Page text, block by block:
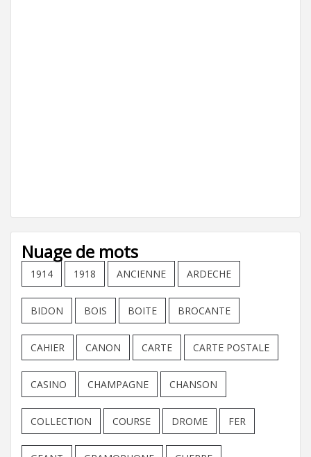
Nuage de mots
1914 1918 ANCIENNE ARDECHE
BIDON BOIS BOITE BROCANTE
CAHIER CANON CARTE CARTE POSTALE
CASINO CHAMPAGNE CHANSON
COLLECTION COURSE DROME FER